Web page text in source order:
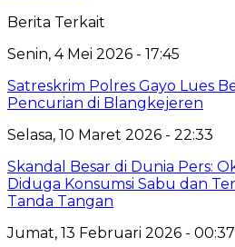
Berita Terkait
Senin, 4 Mei 2026 - 17:45
Satreskrim Polres Gayo Lues
Pencurian di Blangkejeren
Selasa, 10 Maret 2026 - 22:33
Skandal Besar di Dunia Pers:
Diduga Konsumsi Sabu dan
Tanda Tangan
Jumat, 13 Februari 2026 - 00:37